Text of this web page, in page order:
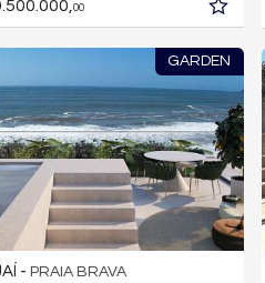
00
GARDEN
- PRAIA BRAVA